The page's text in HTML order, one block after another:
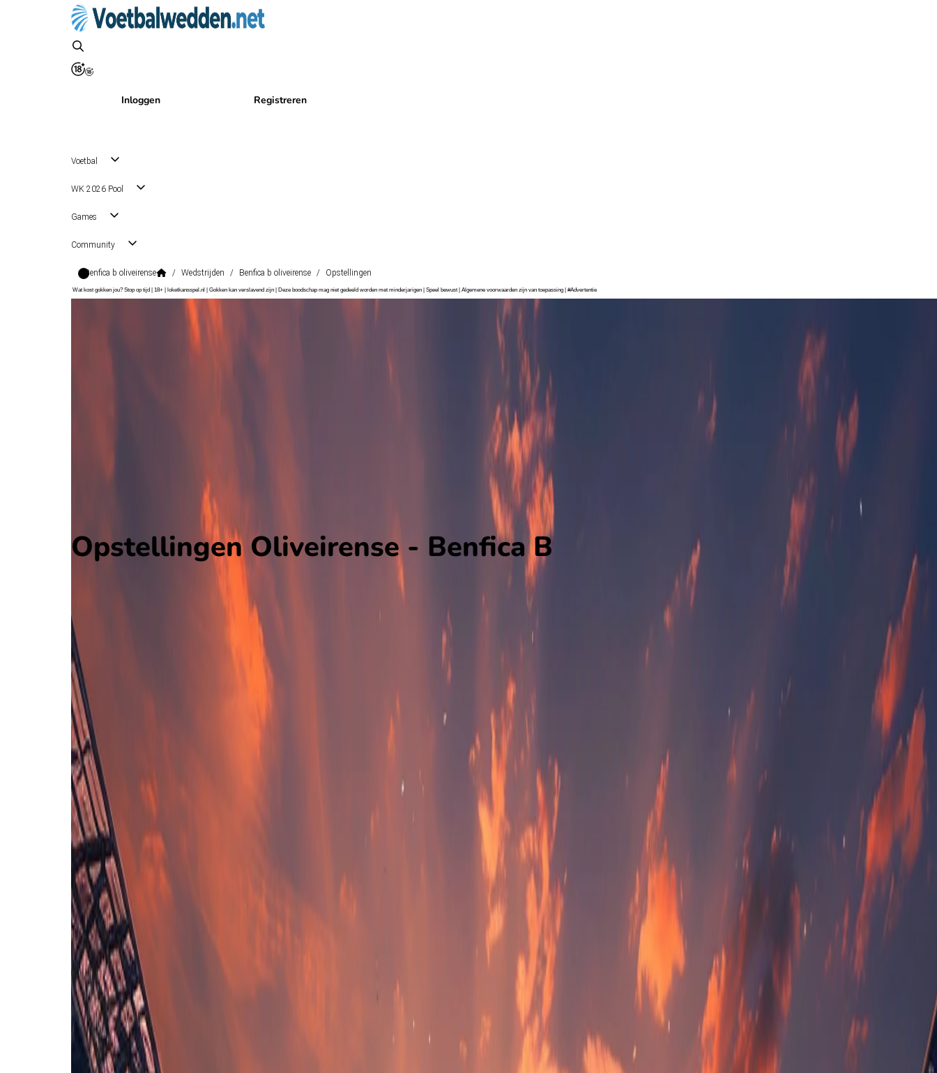
Inloggen Registreren
Voetbal
WK 2026 Pool
Games
Community
Benfica b oliveirense / Wedstrijden / Benfica b oliveirense / Opstellingen
Wat kost gokken jou? Stop op tijd | 18+ | loketkansspel.nl | Gokken kan verslavend zijn | Deze boodschap mag niet gedeeld worden met minderjarigen | Speel bewust | Algemene voorwaarden zijn van toepassing | #Advertentie
Opstellingen Oliveirense - Benfica B
Benfica B